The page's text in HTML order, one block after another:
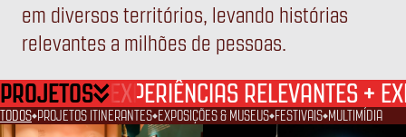
em diversos territórios, levando histórias
relevantes a milhões de pessoas.
PROJETOS EXPERIÊNCIAS RELEVANTES +
TODOS PROJETOS ITINERANTES EXPOSIÇÕES & MUSEUS FESTIVAIS MULTIMÍDIA